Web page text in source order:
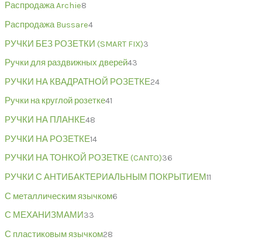
Распродажа Archie8
Распродажа Bussare4
РУЧКИ БЕЗ РОЗЕТКИ (SMART FIX)3
Ручки для раздвижных дверей43
РУЧКИ НА КВАДРАТНОЙ РОЗЕТКЕ24
Ручки на круглой розетке41
РУЧКИ НА ПЛАНКЕ48
РУЧКИ НА РОЗЕТКЕ14
РУЧКИ НА ТОНКОЙ РОЗЕТКЕ (CANTO)36
РУЧКИ С АНТИБАКТЕРИАЛЬНЫМ ПОКРЫТИЕМ11
С металлическим язычком6
С МЕХАНИЗМАМИ33
С пластиковым язычком28